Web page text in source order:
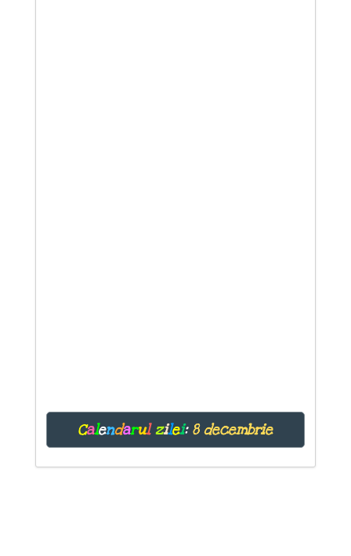
Calendarul zilei: 8 decembrie